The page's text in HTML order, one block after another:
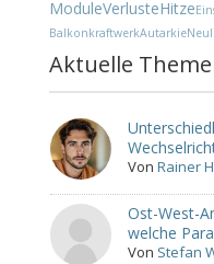
ModuleVerlusteHitze
BalkonkraftwerkAutarkie
Aktuelle
VonRainer
Ost-West-
welche
Von Stefan